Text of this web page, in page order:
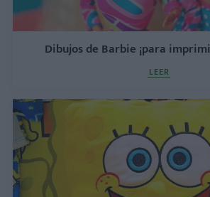
Dibujos de Barbie ¡para
LEER